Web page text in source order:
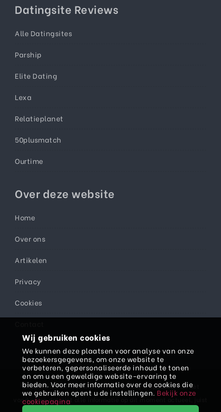
Datingsite Reviews
Alle Datingsites
Parship
Elite Dating
Lexa
Relatieplanet
50plusmatch
Ourtime
Over deze website
Home
Over ons
Artikelen
Privacy
Cookies
Ondanks dat de website met grote zorg is opgezet, kan het
voorkomen dat niet alle informatie op dit moment actueel, juist
Wij gebruiken cookies
We kunnen deze plaatsen voor analyse van onze
bezoekersgegevens, om onze website te
verbeteren, gepersonaliseerde inhoud te tonen
en om u een geweldige website-ervaring te
bieden. Voor meer informatie over de cookies die
we gebruiken opent u de instellingen. Bekijk onze
cookiepagina